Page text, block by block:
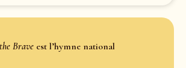
Brave est l’hymne national